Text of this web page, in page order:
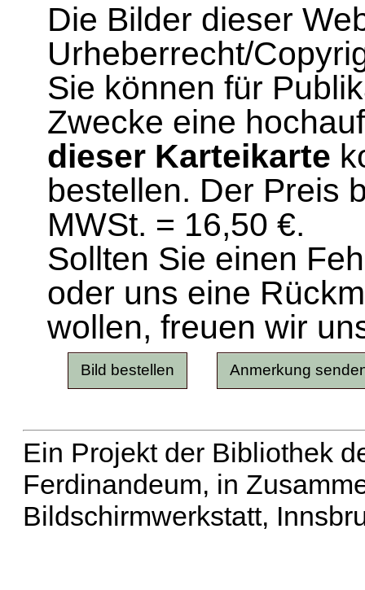
Die Bilder dieser
Urheberrecht/
Sie können für
Zwecke eine
dieser Karteikarte
bestellen. Der Preis
MWSt. = 16,50 €.
Sollten Sie einen
oder uns eine
wollen, freuen wir
Ein Projekt der Bibliothek
Ferdinandeum, in
Bildschirmwerkstatt,